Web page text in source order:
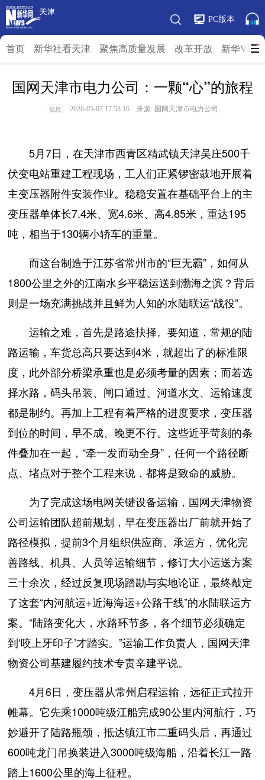
PC版本
首页 新华社看天津 聚焦高质量发展 改革开放 新华V访
国网天津市电力公司：一颗“心”的旅程
信息 2026-05-07 17:53:16 来源: 国网天津市电力公司
5月7日，在天津市西青区精武镇天津吴庄500千
伏变电站重建工程现场，工人们正紧锣密鼓地开展着
主变压器附件安装作业。稳稳安置在基础平台上的主
变压器单体长7.4米、宽4.6米、高4.85米，重达195
吨，相当于130辆小轿车的重量。
而这台制造于江苏省常州市的“巨无霸”，如何从
1800公里之外的江南水乡平稳运送到渤海之滨？背后
则是一场充满挑战并且鲜为人知的水陆联运“战役”。
运输之难，首先是路途抉择。要知道，常规的陆
路运输，车货总高只要达到4米，就超出了的标准限
度，此外部分桥梁承重也是必须考量的因素；而若选
择水路，码头吊装、闸口通过、河道水文、运输速度
都是制约。再加上工程有着严格的进度要求，变压器
到位的时间，早不成、晚更不行。这些近乎苛刻的条
件叠加在一起，“牵一发而动全身”，任何一个路径断
点、堵点对于整个工程来说，都将是致命的威胁。
为了完成这场电网关键设备运输，国网天津物资
公司运输团队超前规划，早在变压器出厂前就开始了
路径模拟，提前3个月组织供应商、承运方，优化完
善路线、机具、人员等运输细节，修订大小运送方案
三十余次，经过反复现场踏勘与实地论证，最终敲定
了这套“内河航运+近海海运+公路干线”的水陆联运方
案。“陆路变化大，水路环节多，各个细节必须确定
到‘咬上牙印子’才踏实。”运输工作负责人，国网天津
物资公司基建履约技术专责辛建平说。
4月6日，变压器从常州启程运输，远征正式拉开
帷幕。它先乘1000吨级江船完成90公里内河航行，巧
妙避开了陆路瓶颈，抵达镇江市二重码头后，再通过
600吨龙门吊换装进入3000吨级海船，沿着长江一路
踏上1600公里的海上征程。